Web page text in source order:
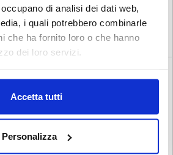
di analisi dei dati web,
i quali potrebbero combinarle
che ha fornito loro o che hanno
dei loro servizi.
Accetta tutti
Personalizza
ARDA 5MM 3005 COD. 120135
1.75Iva esclusa